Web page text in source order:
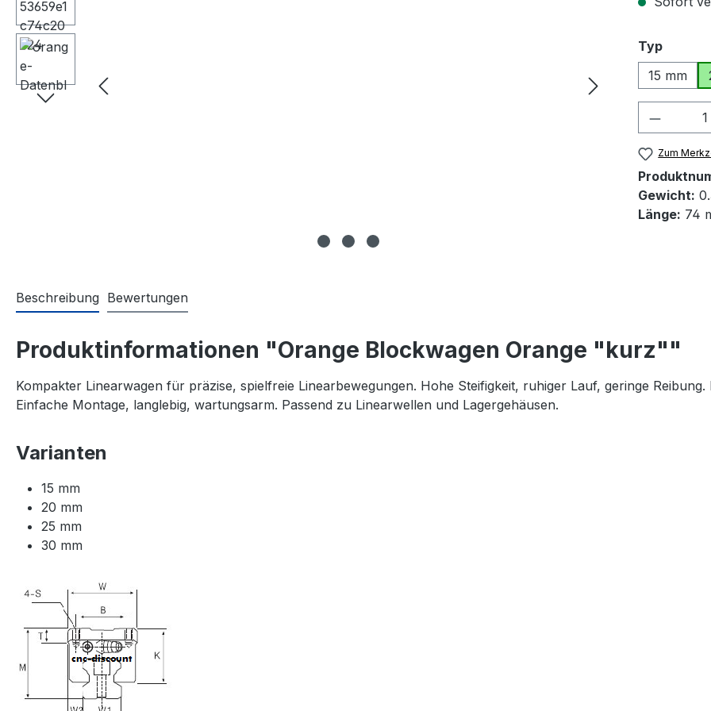
Typ
15 mm
Zum
Gewicht:
Länge: 74
Beschreibung Bewertungen
Produktinformationen "Orange Blockwagen Orange "kurz""
Kompakter Linearwagen für präzise, spielfreie Linearbewegungen. Hohe Steifigkeit, ruhiger Lauf, geringe
Einfache Montage, langlebig, wartungsarm. Passend zu Linearwellen und Lagergehäusen.
Varianten
15 mm
20 mm
25 mm
30 mm